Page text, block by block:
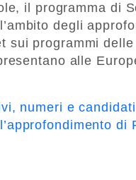
il programma di
degli
sui programmi
alle
numeri e
di